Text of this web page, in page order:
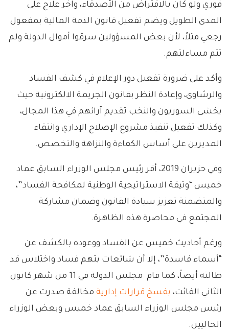
فوري ولو كان بالاقتراض من الأصدقاء، وآخر علاج على
المدى الطويل ويضم تفعيل قانون الذمة المالية بمفعول
رجعي مثلاً، لأن بعض المسؤولين سرقوا أموال الدولة ولم
تتم مساءلتهم.
وأكد على ضرورة تفعيل دور الإعلام في كشف الفساد
والرشاوى، وإعادة النظر بقانون الجريمة الالكترونية حيث
يخشى السوريون والنخب تقديم آرائهم في هذا المجال،
وكذلك تفعيل تنفيذ مشروع الإصلاح الإداري وانتقاء
المديرين على أساس الكفاءة والنزاهة والتخصص.
وفي حزيران 2019، أقر رئيس مجلس الوزراء السابق عماد
خميس “وثيقة الاستراتيجية الوطنية لمكافحة الفساد”،
والمتضمنة تعزيز سيادة القانون وضمان مشاركة
المجتمع في محاصرة هذه الظاهرة.
ورغم أحاديث خميس عن الفساد ووعوده بالكشف عن
“أسماء فاسدة”، إلا أن شائعات بتهم فساد واختلاس قد
طالته أيضاً، كما قام مجلس الدولة في 11 من شهر كانون
الثاني الفائت، بفسخ قرارات إدارية مخالفة صدرت عن
رئيس مجلس الوزراء السابق عماد خميس وبعض الوزراء
الحاليين.